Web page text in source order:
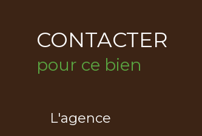
CONTACTER
pour ce bien
L'agence